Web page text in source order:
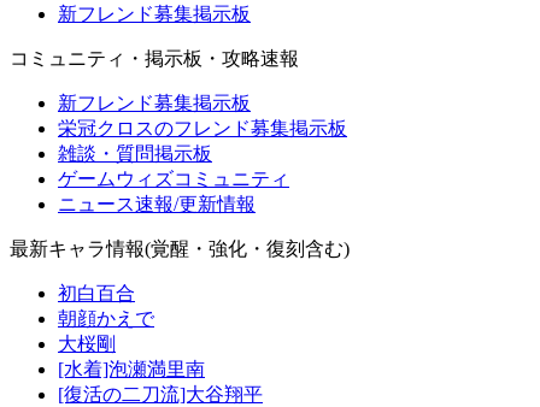
新フレンド募集掲示板
コミュニティ・掲示板・攻略速報
新フレンド募集掲示板
栄冠クロスのフレンド募集掲示板
雑談・質問掲示板
ゲームウィズコミュニティ
ニュース速報/更新情報
最新キャラ情報(覚醒・強化・復刻含む)
初白百合
朝顔かえで
大桜剛
[水着]泡瀬満里南
[復活の二刀流]大谷翔平